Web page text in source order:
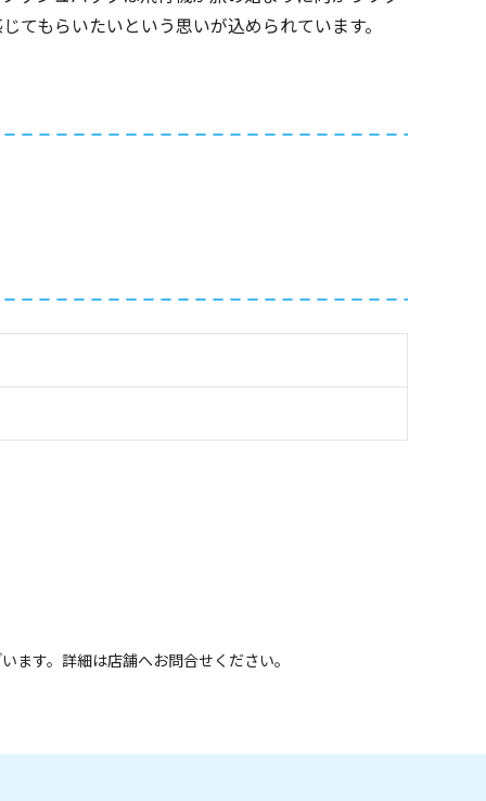
てもらいたいという思いが込められています。
ます。詳細は店舗へお問合せください。